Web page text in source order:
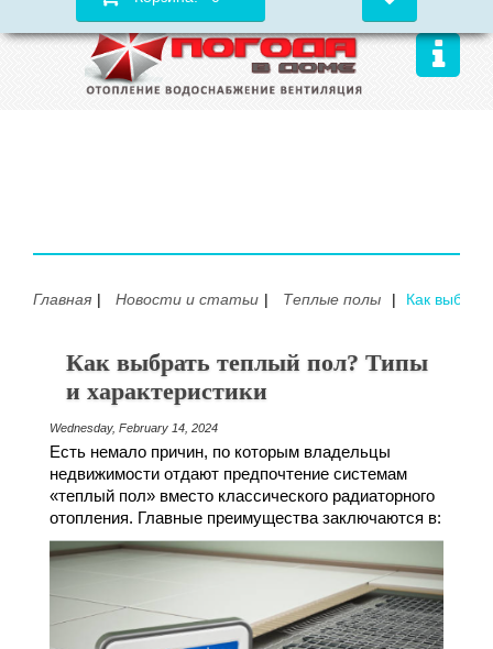
Главная Новости и статьи Теплые полы Как
Как выбрать теплый пол? Типы
и характеристики
Wednesday, February 14, 2024
Есть немало причин, по которым владельцы
недвижимости отдают предпочтение системам
«теплый пол» вместо классического радиаторного
отопления. Главные преимущества заключаются в: